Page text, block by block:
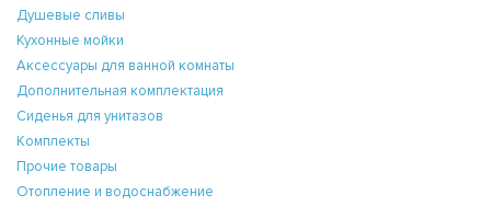
Душевые сливы
Кухонные мойки
Аксессуары для ванной комнаты
Дополнительная комплектация
Сиденья для унитазов
Комплекты
Прочие товары
Отопление и водоснабжение